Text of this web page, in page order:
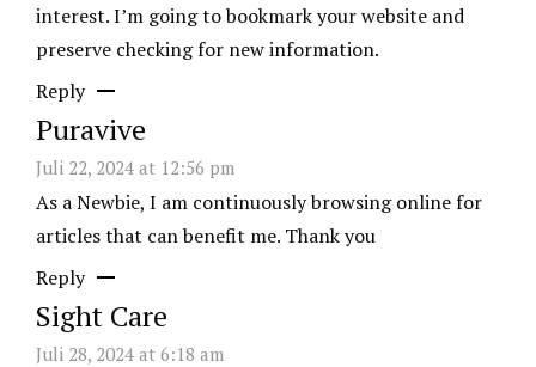
interest. I’m going to bookmark your website and
preserve checking for new information.
Reply
Puravive
Juli 22, 2024 at 12:56 pm
As a Newbie, I am continuously browsing online for
articles that can benefit me. Thank you
Reply
Sight Care
Juli 28, 2024 at 6:18 am